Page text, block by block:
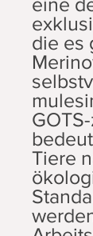
die es
Tiere